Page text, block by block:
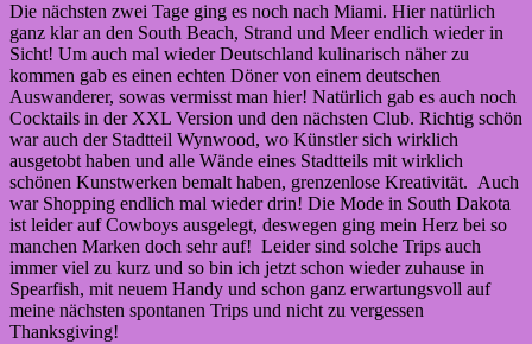
Die nächsten zwei Tage ging es noch nach Miami. Hier natürlich
ganz klar an den South Beach, Strand und Meer endlich wieder in
Sicht! Um auch mal wieder Deutschland kulinarisch näher zu
kommen gab es einen echten Döner von einem deutschen
Auswanderer, sowas vermisst man hier! Natürlich gab es auch noch
Cocktails in der XXL Version und den nächsten Club. Richtig schön
war auch der Stadtteil Wynwood, wo Künstler sich wirklich
ausgetobt haben und alle Wände eines Stadtteils mit wirklich
schönen Kunstwerken bemalt haben, grenzenlose Kreativität. Auch
war Shopping endlich mal wieder drin! Die Mode in South Dakota
ist leider auf Cowboys ausgelegt, deswegen ging mein Herz bei so
manchen Marken doch sehr auf! Leider sind solche Trips auch
immer viel zu kurz und so bin ich jetzt schon wieder zuhause in
Spearfish, mit neuem Handy und schon ganz erwartungsvoll auf
meine nächsten spontanen Trips und nicht zu vergessen
Thanksgiving!